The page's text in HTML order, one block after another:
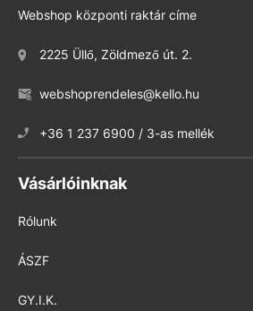
Webshop központi raktár címe
2225 Üllő, Zöldmező út. 2.
webshoprendeles@kello.hu
+36 1 237 6900 / 3-as mellék
Vásárlóinknak
Rólunk
ÁSZF
GY.I.K.